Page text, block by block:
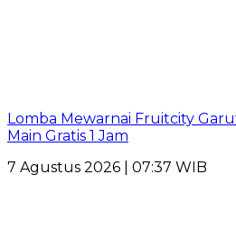
Lomba Mewarnai Fruitcity
Main Gratis 1 Jam
7 Agustus 2026 | 07:37 WIB